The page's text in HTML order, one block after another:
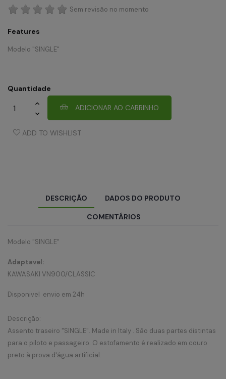
Sem revisão no momento
Features
Modelo "SINGLE"
Quantidade
ADICIONAR AO CARRINHO
ADD TO WISHLIST
DESCRIÇÃO DADOS DO PRODUTO
COMENTÁRIOS
Modelo "SINGLE"
Adaptavel:
KAWASAKI VN900/CLASSIC
Disponivel envio em 24h
Descrição:
Assento traseiro "SINGLE". Made in Italy . São duas partes distintas
para o piloto e passageiro. O estofamento é realizado em couro
preto à prova d'água artificial.